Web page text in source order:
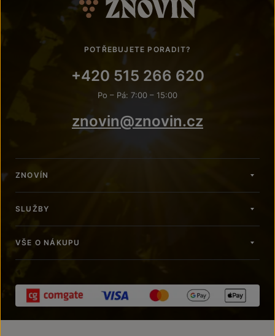
POTŘEBUJETE PORADIT?
+420 515 266 620
Po – Pá: 7:00 – 15:00
znovin@znovin.cz
ZNOVÍN
SLUŽBY
VŠE O NÁKUPU